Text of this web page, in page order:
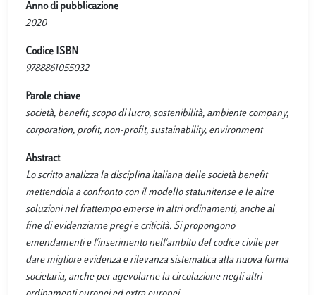
Anno di pubblicazione
2020
Codice ISBN
9788861055032
Parole chiave
società, benefit, scopo di lucro, sostenibilità, ambiente company,
corporation, profit, non-profit, sustainability, environment
Abstract
Lo scritto analizza la disciplina italiana delle società benefit
mettendola a confronto con il modello statunitense e le altre
soluzioni nel frattempo emerse in altri ordinamenti, anche al
fine di evidenziarne pregi e criticità. Si propongono
emendamenti e l'inserimento nell'ambito del codice civile per
dare migliore evidenza e rilevanza sistematica alla nuova forma
societaria, anche per agevolarne la circolazione negli altri